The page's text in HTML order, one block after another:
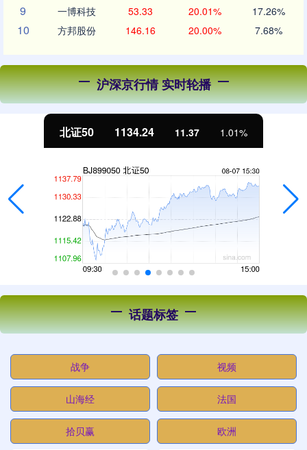
9 一博科技 53.33 20.01% 17.26%
10 方邦股份 146.16 20.00% 7.68%
沪深京行情 实时轮播
北证50 1134.24 11.37 1.01%
话题标签
战争 视频
山海经 法国
拾贝赢 欧洲